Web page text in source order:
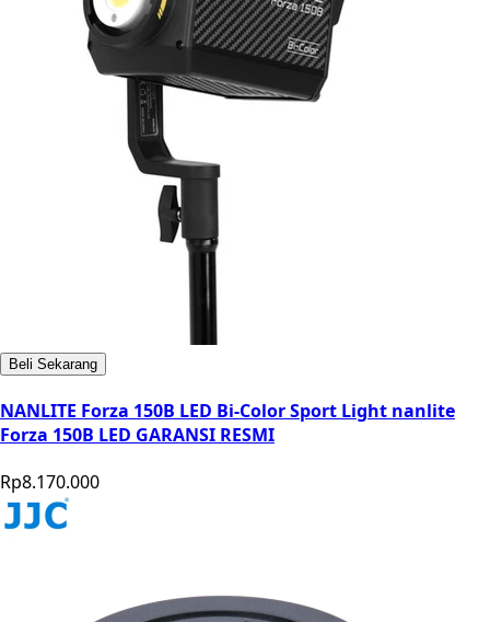
Beli Sekarang
NANLITE Forza 150B LED Bi-Color Sport Light nanlite
Forza 150B LED GARANSI RESMI
Rp8.170.000